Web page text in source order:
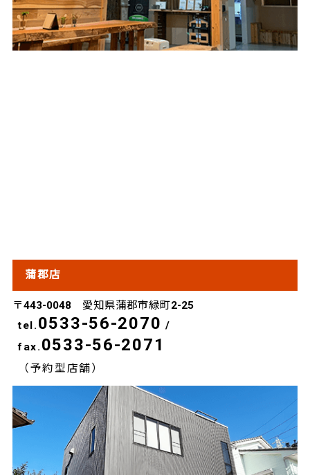
蒲郡店
〒443-0048 愛知県蒲郡市緑町2-25
tel. 0533-56-2070 /
fax. 0533-56-2071
（予約型店舗）